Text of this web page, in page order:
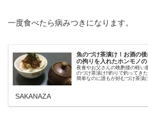
一度食べたら病みつきになります。
魚のづけ茶漬け！お酒の
の拘りを入れたホンモノ
夜食やお父さんの晩酌後の軽い
のづけ茶漬け!!釣りで釣ってき
簡単なのに誰もが好むづけ茶漬
SAKANAZA